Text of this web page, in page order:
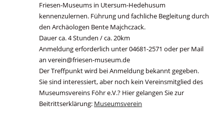
Friesen-Museums in Utersum-Hedehusum
kennenzulernen. Führung und fachliche Begleitung durch
den Archäologen Bente Majchczack.
Dauer ca. 4 Stunden / ca. 20km
Anmeldung erforderlich unter 04681-2571 oder per Mail
an verein@friesen-museum.de
Der Treffpunkt wird bei Anmeldung bekannt gegeben.
Sie sind interessiert, aber noch kein Vereinsmitglied des
Museumsvereins Föhr e.V.? Hier gelangen Sie zur
Beitrittserklärung: Museumsverein